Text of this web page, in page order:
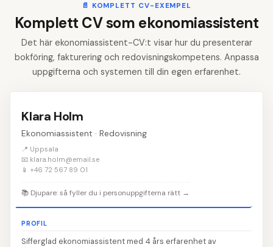
📄 KOMPLETT CV-EXEMPEL
Komplett CV som ekonomiassistent
Det här ekonomiassistent-CV:t visar hur du presenterar
bokföring, fakturering och redovisningskompetens. Anpassa
uppgifterna och systemen till din egen erfarenhet.
Klara Holm
Ekonomiassistent · Redovisning
📍 Uppsala
📧 klara.holm@email.se
📱 +46 72 567 89 01
📚 Djupare: så fyller du i personuppgifterna rätt →
PROFIL
Sifferglad ekonomiassistent med 4 års erfarenhet av